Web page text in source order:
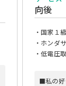
向後
・国家１
・ホンダ
・低電圧
■私の好